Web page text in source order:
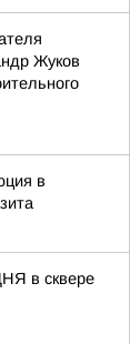
Жуков
в
в сквере